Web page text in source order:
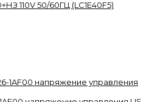
110V 50/60ГЦ (LC1E40F5)